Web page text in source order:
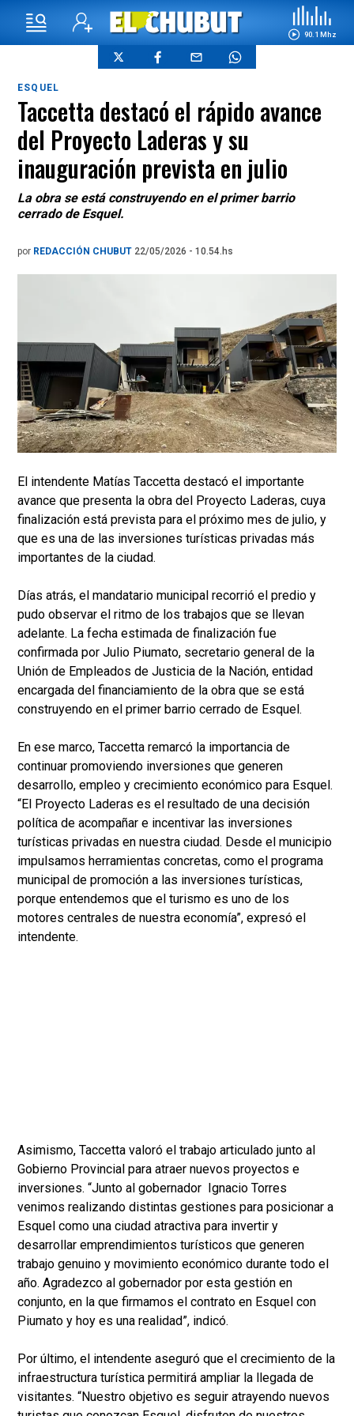
90.1 Mhz
ESQUEL
Taccetta destacó el rápido avance
del Proyecto Laderas y su
inauguración prevista en julio
La obra se está construyendo en el primer barrio
cerrado de Esquel.
por REDACCIÓN CHUBUT 22/05/2026 - 10.54.hs
El intendente Matías Taccetta destacó el importante
avance que presenta la obra del Proyecto Laderas, cuya
finalización está prevista para el próximo mes de julio, y
que es una de las inversiones turísticas privadas más
importantes de la ciudad.
Días atrás, el mandatario municipal recorrió el predio y
pudo observar el ritmo de los trabajos que se llevan
adelante. La fecha estimada de finalización fue
confirmada por Julio Piumato, secretario general de la
Unión de Empleados de Justicia de la Nación, entidad
encargada del financiamiento de la obra que se está
construyendo en el primer barrio cerrado de Esquel.
En ese marco, Taccetta remarcó la importancia de
continuar promoviendo inversiones que generen
desarrollo, empleo y crecimiento económico para Esquel.
“El Proyecto Laderas es el resultado de una decisión
política de acompañar e incentivar las inversiones
turísticas privadas en nuestra ciudad. Desde el municipio
impulsamos herramientas concretas, como el programa
municipal de promoción a las inversiones turísticas,
porque entendemos que el turismo es uno de los
motores centrales de nuestra economía”, expresó el
intendente.
Asimismo, Taccetta valoró el trabajo articulado junto al
Gobierno Provincial para atraer nuevos proyectos e
inversiones. “Junto al gobernador Ignacio Torres
venimos realizando distintas gestiones para posicionar a
Esquel como una ciudad atractiva para invertir y
desarrollar emprendimientos turísticos que generen
trabajo genuino y movimiento económico durante todo el
año. Agradezco al gobernador por esta gestión en
conjunto, en la que firmamos el contrato en Esquel con
Piumato y hoy es una realidad”, indicó.
Por último, el intendente aseguró que el crecimiento de la
infraestructura turística permitirá ampliar la llegada de
visitantes. “Nuestro objetivo es seguir atrayendo nuevos